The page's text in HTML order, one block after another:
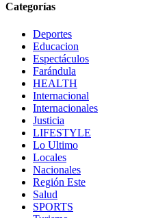
Categorías
Deportes
Educacion
Espectáculos
Farándula
HEALTH
Internacional
Internacionales
Justicia
LIFESTYLE
Lo Ultimo
Locales
Nacionales
Región Este
Salud
SPORTS